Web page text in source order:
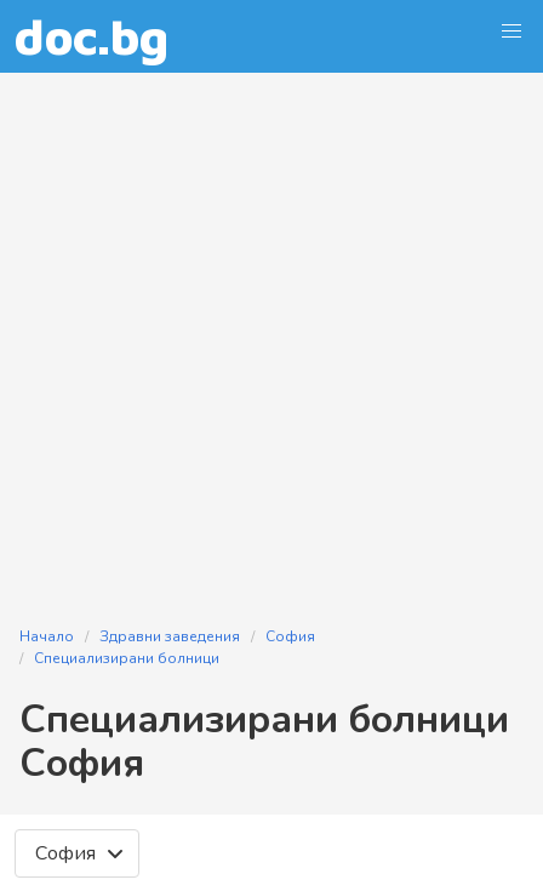
doc.bg
Начало Здравни заведения
София
Специализирани болници
Специализирани болници
София
София